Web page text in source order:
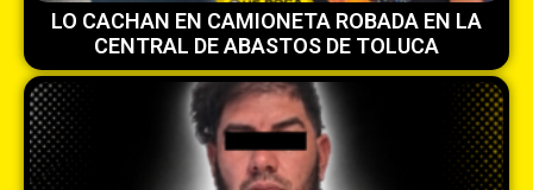
LO CACHAN EN CAMIONETA ROBADA EN LA
CENTRAL DE ABASTOS DE TOLUCA